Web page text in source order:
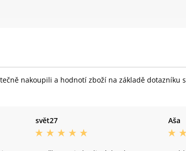
nakoupili a hodnotí zboží na základě
svět27 Aša